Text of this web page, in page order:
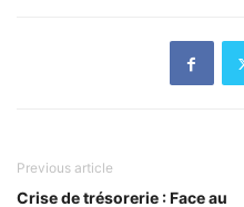
Previous article
Crise de trésorerie : Face au